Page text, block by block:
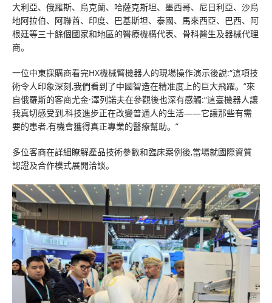
大利亞、俄羅斯、烏克蘭、哈薩克斯坦、墨西哥、尼日利亞、沙烏
地阿拉伯、阿聯酋、印度、巴基斯坦、泰國、馬來西亞、巴西、阿
根廷等三十餘個國家和地區的醫療機構代表、骨科醫生及器械代理
商。
一位中東採購商看完HX機械臂機器人的現場操作演示後說:“這項技
術令人印象深刻,我們看到了中國智造在精准度上的巨大飛躍。”來
自俄羅斯的客商尤金·澤列諾夫在參觀後也深有感觸:“這臺機器人讓
我真切感受到,科技進步正在改變普通人的生活——它讓那些有需
要的患者,有機會獲得真正專業的醫療幫助。”
多位客商在詳細瞭解產品技術參數和臨床案例後,當場就國際資質
認證及合作模式展開洽談。